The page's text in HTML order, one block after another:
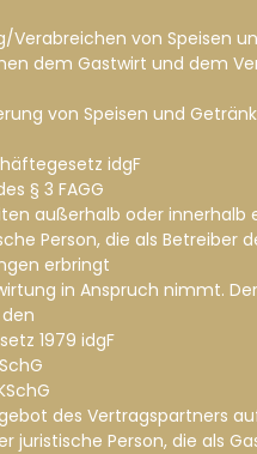
Verabreichen von Speisen
dem Gastwirt und dem
von Speisen und
idgF
§ 3 FAGG
außerhalb oder
Person, die als
erbringt
in Anspruch nimmt.
1979 idgF
des Vertragspartners
juristische Person, die als